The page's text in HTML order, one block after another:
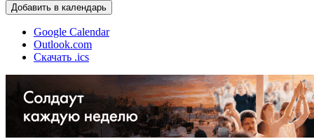
Добавить в календарь
Google Calendar
Outlook.com
Скачать .ics